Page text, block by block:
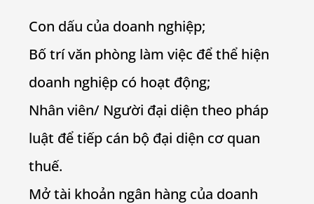
Con dấu của doanh nghiệp;
Bố trí văn phòng làm việc để thể hiện
doanh nghiệp có hoạt động;
Nhân viên/ Người đại diện theo pháp
luật để tiếp cán bộ đại diện cơ quan
thuế.
Mở tài khoản ngân hàng của doanh